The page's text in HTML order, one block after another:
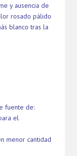
y ausencia de
rosado pálido
blanco tras la
fuente de:
el
menor cantidad